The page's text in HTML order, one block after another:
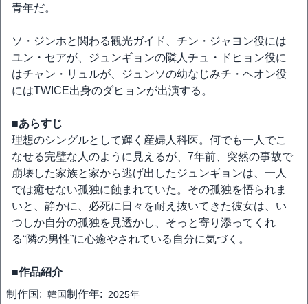
青年だ。
ソ・ジンホと関わる観光ガイド、チン・ジャヨン役には
ユン・セアが、ジュンギョンの隣人チュ・ドヒョン役に
はチャン・リュルが、ジュンソの幼なじみチ・ヘオン役
にはTWICE出身のダヒョンが出演する。
■あらすじ
理想のシングルとして輝く産婦人科医。何でも一人でこ
なせる完璧な人のように見えるが、7年前、突然の事故で
崩壊した家族と家から逃げ出したジュンギョンは、一人
では癒せない孤独に蝕まれていた。その孤独を悟られま
いと、静かに、必死に日々を耐え抜いてきた彼女は、い
つしか自分の孤独を見透かし、そっと寄り添ってくれ
る“隣の男性”に心癒やされている自分に気づく。
■作品紹介
制作国: 韓国制作年: 2025年